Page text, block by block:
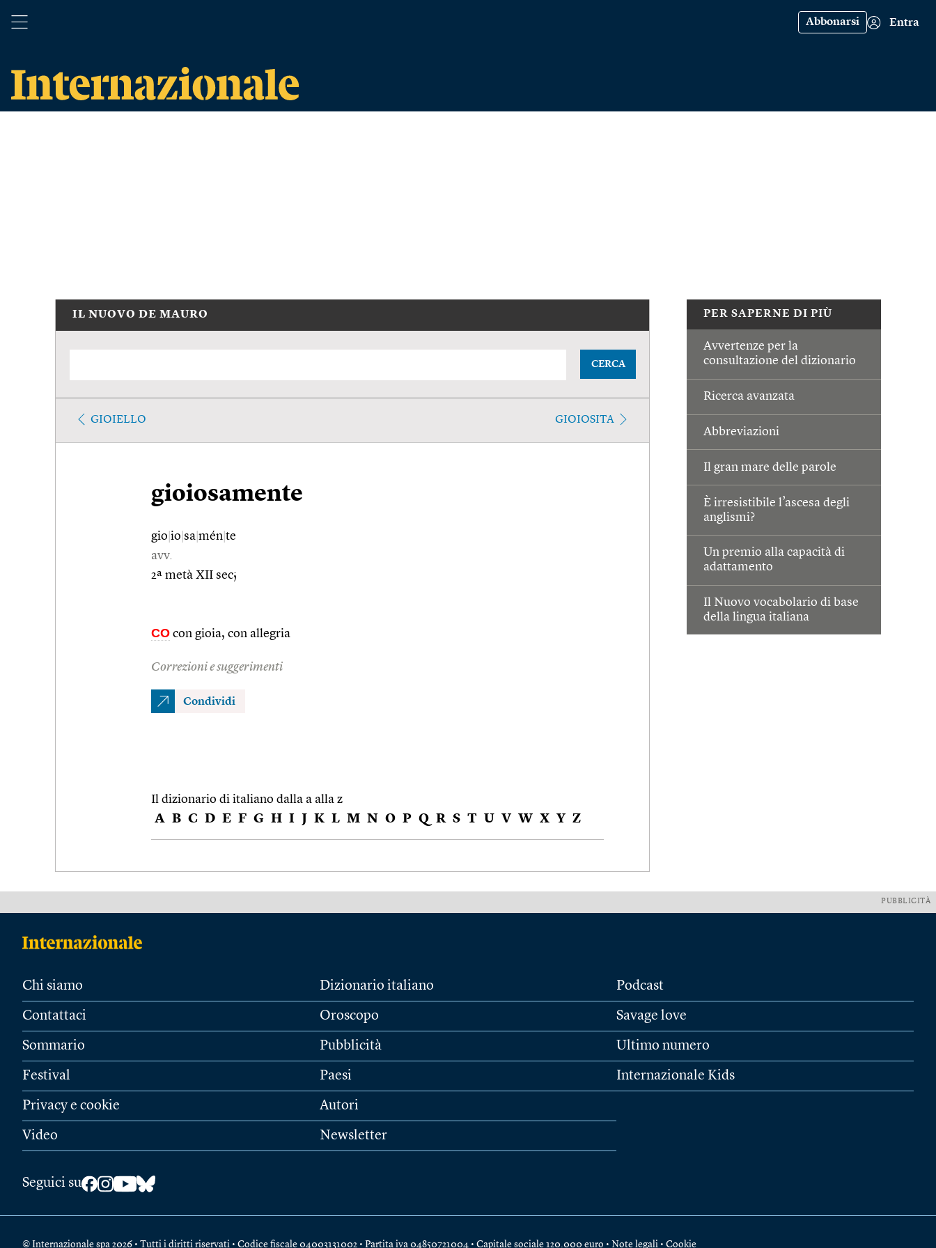
Abbonarsi Entra
PER SAPERNE DI PIÙ
Avvertenze per la
consultazione del dizionario
Ricerca avanzata
Abbreviazioni
Il gran mare delle parole
È irresistibile l’ascesa degli
anglismi?
Un premio alla capacità di
adattamento
Il Nuovo vocabolario di base
della lingua italiana
IL NUOVO DE MAURO
CERCA
GIOIELLO GIOIOSITA
gioiosamente
gio io sa mén te
avv.
2ª metà XII sec;
CO con gioia, con allegria
Correzioni e suggerimenti
Condividi
Il dizionario di italiano dalla a alla z
A B C D E F G H I J K L M N O P Q R S T U V W X Y Z
PUBBLICITÀ
Chi siamo
Contattaci
Sommario
Festival
Privacy e cookie
Video
Dizionario italiano
Oroscopo
Pubblicità
Paesi
Autori
Newsletter
Podcast
Savage love
Ultimo numero
Internazionale Kids
Seguici su
© Internazionale spa 2026 • Tutti i diritti riservati • Codice fiscale 04003131002 • Partita iva 04850721004 • Capitale sociale 120.000 euro • Note legali • Cookie